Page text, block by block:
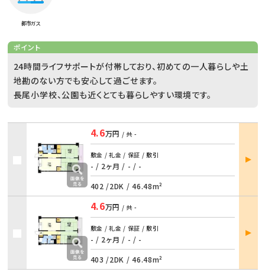
都市ガス
ポイント
24時間ライフサポートが付帯しており、初めての一人暮らしや土
地勘のない方でも安心して過ごせます。
長尾小学校、公園も近くとても暮らしやすい環境です。
4.6万円 / 共 -
敷金 / 礼金 / 保証 / 敷引
- / 2ヶ月 / - / -
402 /2DK /46.48m²
部屋
詳細
4.6万円 / 共 -
敷金 / 礼金 / 保証 / 敷引
- / 2ヶ月 / - / -
403 /2DK /46.48m²
部屋
詳細